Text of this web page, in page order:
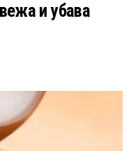
и убава